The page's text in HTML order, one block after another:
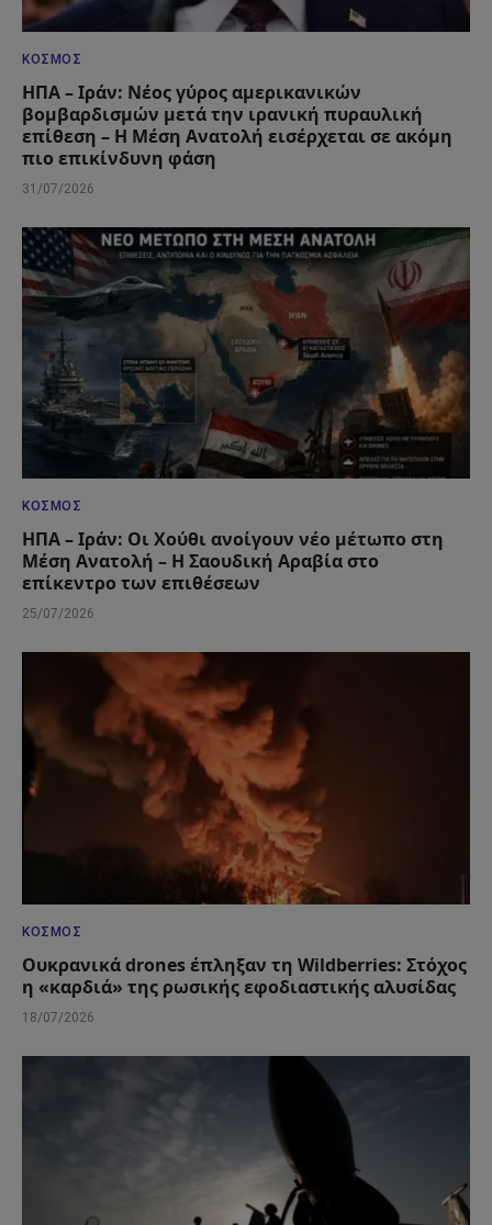
ΚΌΣΜΟΣ
ΗΠΑ – Ιράν: Νέος γύρος αμερικανικών
βομβαρδισμών μετά την ιρανική πυραυλική
επίθεση – Η Μέση Ανατολή εισέρχεται σε ακόμη
πιο επικίνδυνη φάση
31/07/2026
ΚΌΣΜΟΣ
ΗΠΑ – Ιράν: Οι Χούθι ανοίγουν νέο μέτωπο στη
Μέση Ανατολή – Η Σαουδική Αραβία στο
επίκεντρο των επιθέσεων
25/07/2026
ΚΌΣΜΟΣ
Ουκρανικά drones έπληξαν τη Wildberries: Στόχος
η «καρδιά» της ρωσικής εφοδιαστικής αλυσίδας
18/07/2026